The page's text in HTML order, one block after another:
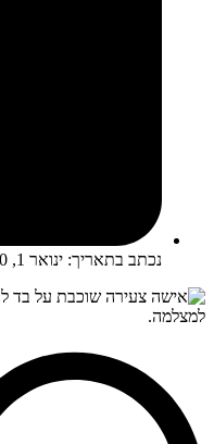
נכתב בתאריך: ינואר 1, 2020